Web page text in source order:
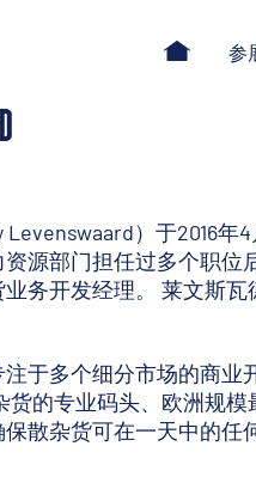
参
Levenswaard）于2016
源部门担任过多个职
务开发经理。 莱文斯
于多个细分市场的商
货的专业码头、欧洲规
散杂货可在一天中的任